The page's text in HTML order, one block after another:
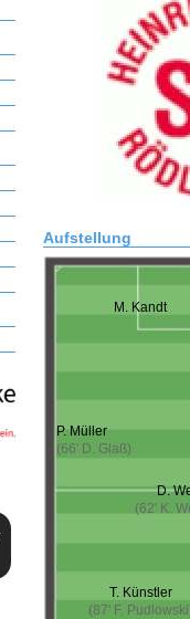
Aufstellung
M. Kandt
P. Müller
(66' D. Glaß)
D.
(62' K.
T. Künstler
(87' F.